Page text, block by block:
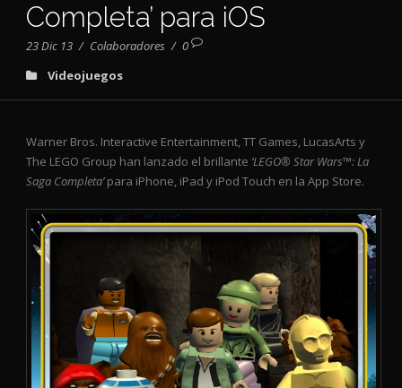
Completa’ para iOS
23 Dic 13 / Colaboradores / 0
Videojuegos
Warner Bros. Interactive Entertainment, TT Games, LucasArts y
The LEGO Group han lanzado el brillante ‘LEGO® Star Wars™: La
Saga Completa’para iPhone, iPad y iPod Touch en la App Store.